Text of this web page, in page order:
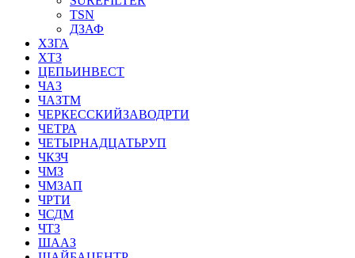
TSN
ДЗАФ
ХЗГА
ХТЗ
ЦЕПЬИНВЕСТ
ЧАЗ
ЧАЗТМ
ЧЕРКЕССКИЙЗАВОДРТИ
ЧЕТРА
ЧЕТЫРНАДЦАТЬРУП
ЧКЗЧ
ЧМЗ
ЧМЗАП
ЧРТИ
ЧСДМ
ЧТЗ
ШААЗ